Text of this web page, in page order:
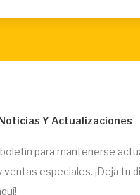
Y Actualizaciones
para mantenerse
especiales. ¡Deja tu